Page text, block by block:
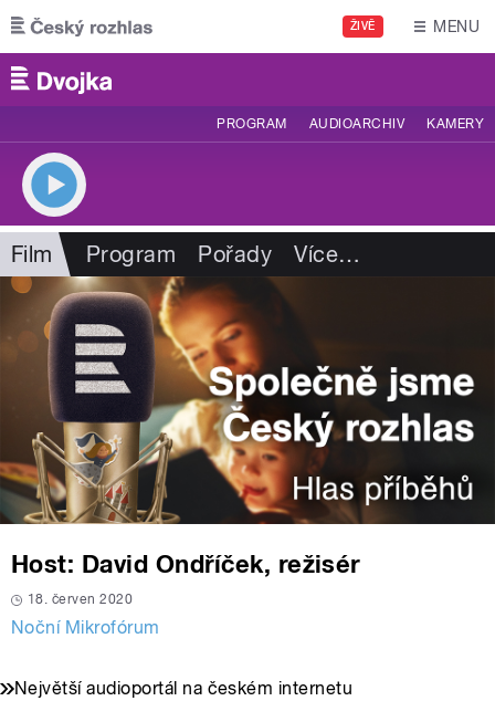
Přejít k hlavnímu obsahu
ŽIVĚ MENU
PROGRAM AUDIOARCHIV KAMERY
Film Program Pořady Více…
Host: David Ondříček, režisér
18. červen 2020
Noční Mikrofórum
Největší audioportál na českém internetu